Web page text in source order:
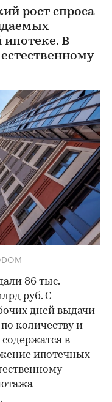
рост спроса
В
86 тыс.
руб. С
дней выдачи
количеству и
в
ипотечных